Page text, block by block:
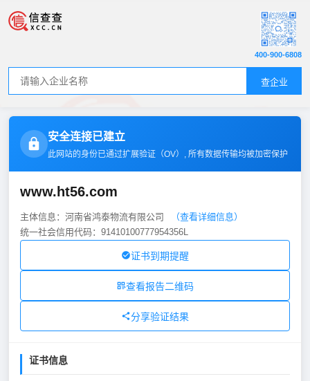
查企业
400-900-6808
安全连接已建立
此网站的身份已通过扩展验证（OV）, 所有数据传输均被加密保护
www.ht56.com
主体信息：河南省鸿泰物流有限公司
（查看详细信息）
统一社会信用代码：91410100777954356L
证书到期提醒
查看报告二维码
分享验证结果
证书信息